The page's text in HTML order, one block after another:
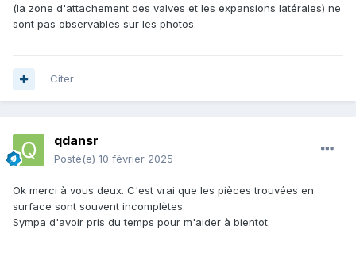
(la zone d'attachement des valves et les expansions latérales) ne
sont pas observables sur les photos.
Citer
qdansr
Posté(e) 10 février 2025
Ok merci à vous deux. C'est vrai que les pièces trouvées en
surface sont souvent incomplètes.
Sympa d'avoir pris du temps pour m'aider à bientot.